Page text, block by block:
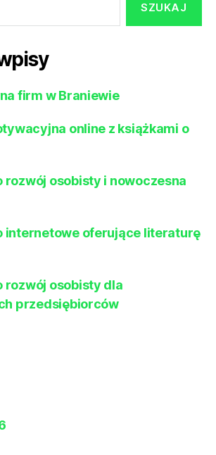
firm w Braniewie
online z książkami o
osobisty i nowoczesna
internetowe oferujące literaturę
osobisty dla
przedsiębiorców